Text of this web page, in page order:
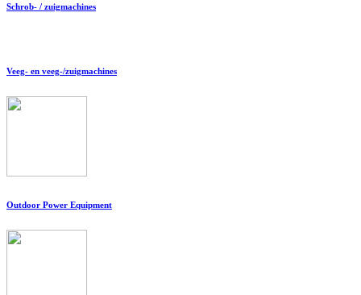
Schrob- / zuigmachines
Veeg- en veeg-/zuigmachines
Outdoor Power Equipment